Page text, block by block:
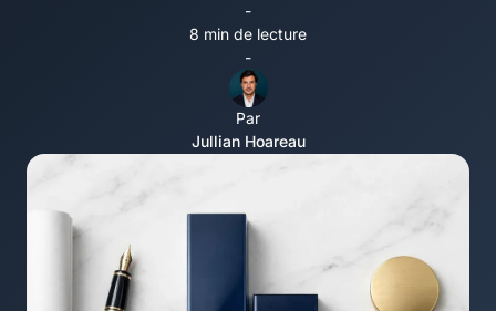
-
8 min de lecture
-
Par
Jullian Hoareau